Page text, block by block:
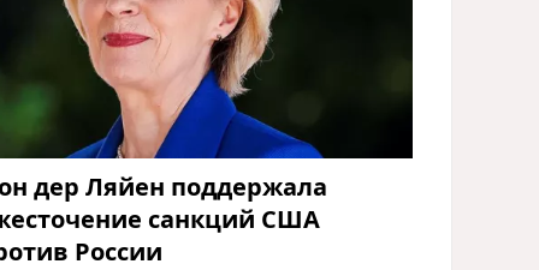
дер Ляйен поддержала
санкций США
России